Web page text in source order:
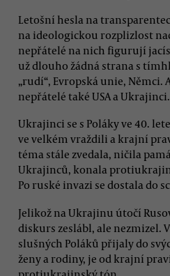
Letošní hesla na
na ideologickou rozplizlost
nepřátelé na nich figurují
už dlouho žádná strana s
„rudí“, Evropská unie, Němci.
nepřátelé také USA a Ukrajinci.
Ukrajinci se s Poláky ve 40.
ve velkém vraždili a krajní
téma stále zvedala, ničila
Ukrajinců, konala
Po ruské invazi se dostala do
Jelikož na Ukrajinu útočí
diskurs zeslábl, ale nezmizel.
slušných Poláků přijaly do
ženy a rodiny, je od krajní